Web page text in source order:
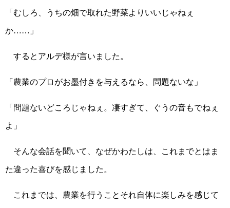
「むしろ、うちの畑で取れた野菜よりいいじゃねぇ
か……」
するとアルデ様が言いました。
「農業のプロがお墨付きを与えるなら、問題ないな」
「問題ないどころじゃねぇ。凄すぎて、ぐうの音もでねぇ
よ」
そんな会話を聞いて、なぜかわたしは、これまでとはま
た違った喜びを感じました。
これまでは、農業を行うことそれ自体に楽しみを感じて